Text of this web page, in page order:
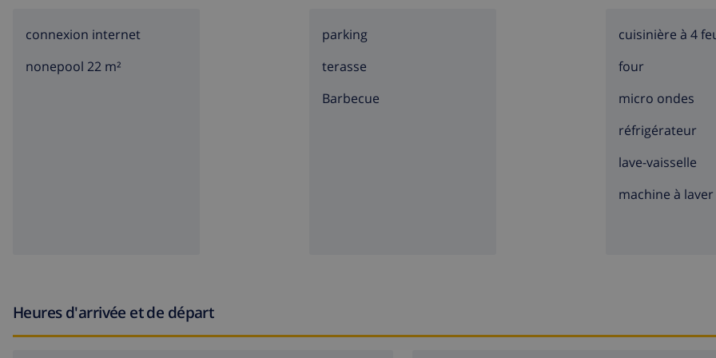
connexion internet
nonepool 22 m²
parking
terasse
barbecue
cuisinière à 4
four
micro ondes
réfrigérateur
lave-vaisselle
machine à laver
Heures d'arrivée et de départ